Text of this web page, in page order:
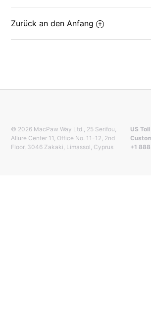
Zurück an den Anfang
© 2026 MacPaw Way Ltd., 25 Serifou,
Allure Center 11, Office No. 11-12, 2nd
Floor, 3046 Zakaki, Limassol, Cyprus
US
+1